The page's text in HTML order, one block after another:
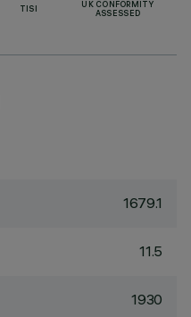
TISI
UK CONFORMITY
ASSESSED
1679.1
11.5
1930